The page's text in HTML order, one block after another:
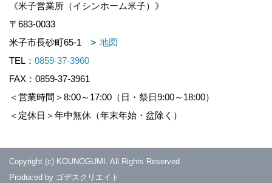
《米子営業所（イシンホーム米子）》
〒683-0033
米子市長砂町65-1
地図
TEL： 0859-37-3960
FAX：0859-37-3961
＜営業時間＞8:00～17:00（日・祭日9:00～18:00）
＜定休日＞年中無休（年末年始・盆除く）
Copyright (c) KOUNOGUMI. All Rights Reserved.
Produced by ゴデスクリエイト